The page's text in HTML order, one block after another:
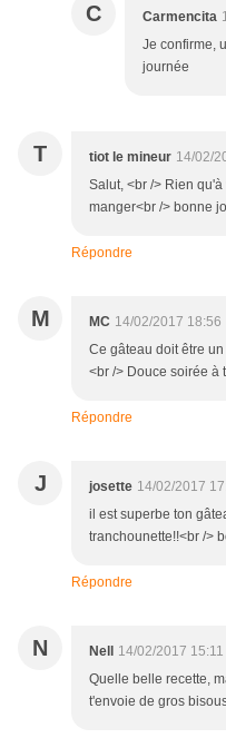
C Carmencita
Je confirme,
journée
T tiot le mineur 14/02/
Salut, <br /> Rien
manger<br /> bonne
Répondre
M MC 14/02/2017 18:56
Ce gâteau doit être
<br /> Douce soirée à
Répondre
J josette 14/02/2017
il est superbe ton
tranchounette!!<br />
Répondre
N Nell
14/02/2017 15:11
Quelle belle recette,
t'envoie de gros